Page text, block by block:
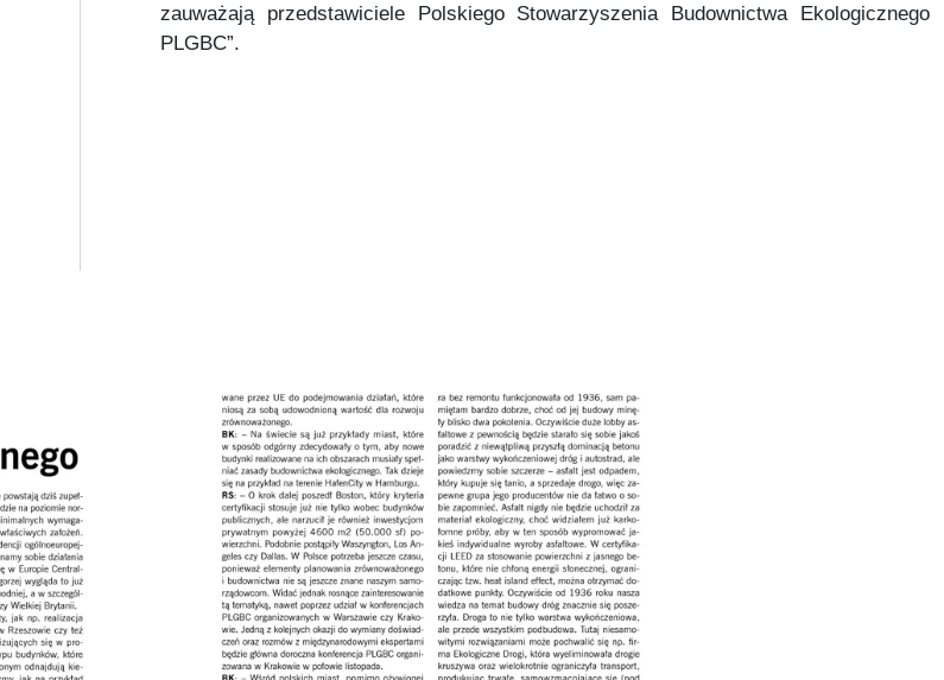
zauważają przedstawiciele Polskiego Stowarzyszenia Budownictwa Ekologicznego
PLGBC”.